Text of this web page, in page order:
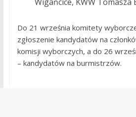
Do 21 września komitety
zgłoszenie kandydatów na
komisji wyborczych, a do 26
– kandydatów na burmistrzów.